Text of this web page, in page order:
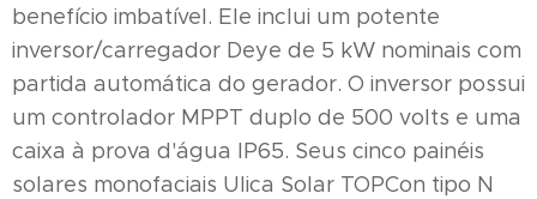
benefício imbatível. Ele inclui um potente
inversor/carregador Deye de 5 kW nominais com
partida automática do gerador. O inversor possui
um controlador MPPT duplo de 500 volts e uma
caixa à prova d'água IP65. Seus cinco painéis
solares monofaciais Ulica Solar TOPCon tipo N